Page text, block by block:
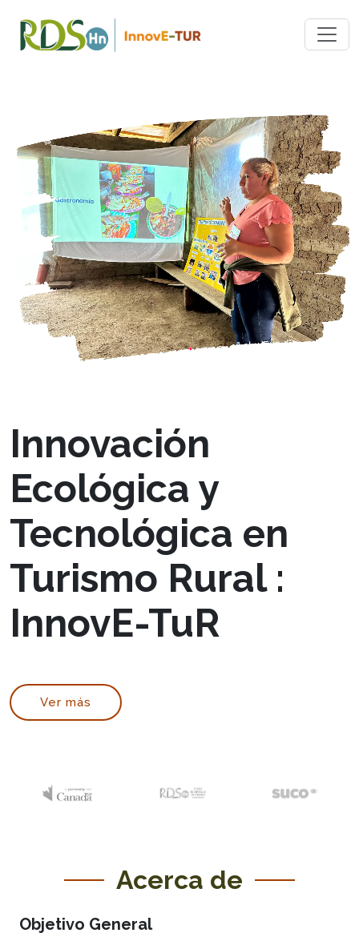
Innovación
Ecológica y
Tecnológica en
Turismo Rural :
InnovE-TuR
Ver más
Acerca de
Objetivo General